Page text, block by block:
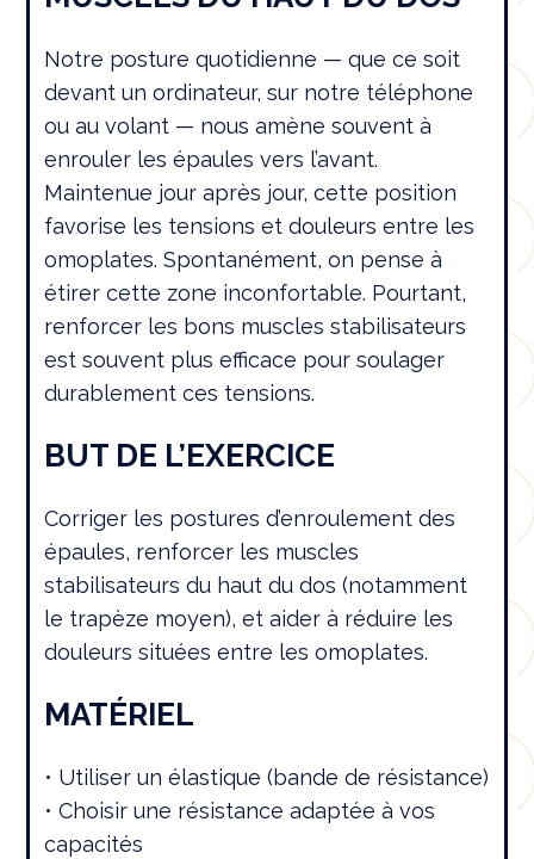
Notre posture quotidienne — que ce soit
devant un ordinateur, sur notre téléphone
ou au volant — nous amène souvent à
enrouler les épaules vers l’avant.
Maintenue jour après jour, cette position
favorise les tensions et douleurs entre les
omoplates. Spontanément, on pense à
étirer cette zone inconfortable. Pourtant,
renforcer les bons muscles stabilisateurs
est souvent plus efficace pour soulager
durablement ces tensions.
BUT DE L’EXERCICE
Corriger les postures d’enroulement des
épaules, renforcer les muscles
stabilisateurs du haut du dos (notamment
le trapèze moyen), et aider à réduire les
douleurs situées entre les omoplates.
MATÉRIEL
• Utiliser un élastique (bande de résistance)
• Choisir une résistance adaptée à vos
capacités